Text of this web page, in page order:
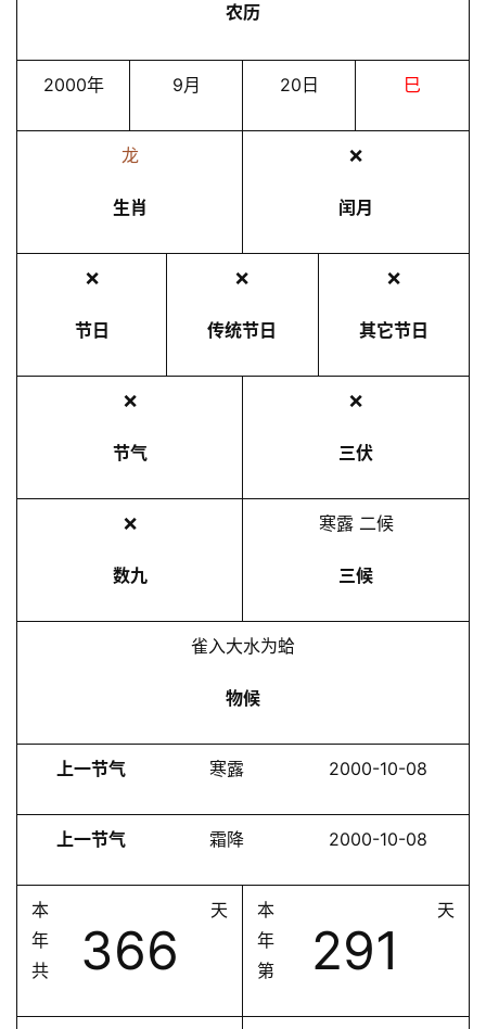
农历
2000年 9月 20日 巳
龙
生肖
❌
闰月
❌
节日
❌
传统节日
❌
其它节日
❌
节气
❌
三伏
❌
数九
寒露 二候
三候
雀入大水为蛤
物候
上一节气 寒露 2000-10-08
上一节气 霜降 2000-10-08
本
年
共
366
天
本
年
第
291
天